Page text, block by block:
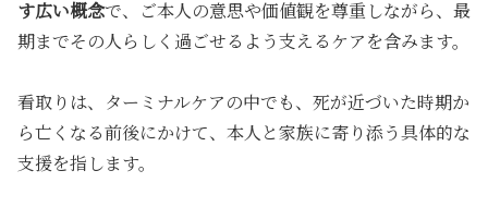
す広い概念で、ご本人の意思や価値観を尊重しながら、最
期までその人らしく過ごせるよう支えるケアを含みます。
看取りは、ターミナルケアの中でも、死が近づいた時期か
ら亡くなる前後にかけて、本人と家族に寄り添う具体的な
支援を指します。